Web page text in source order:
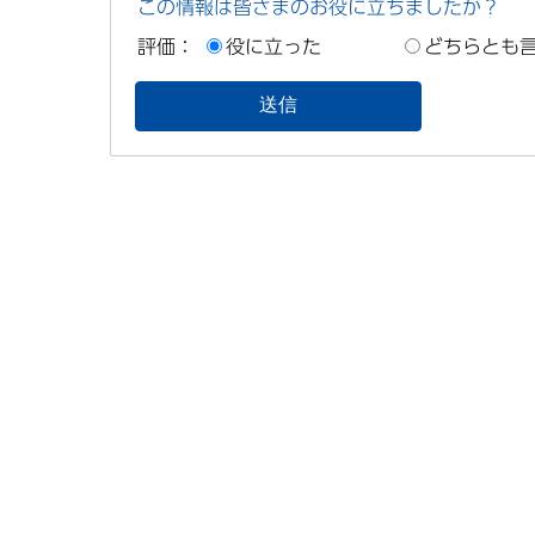
この情報は皆さまのお役に立ちましたか？
評価： 役に立った どちらとも